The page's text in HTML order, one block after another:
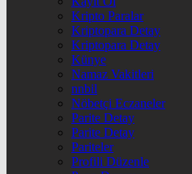
Kripto Paralar
Kriptopara Detay
Kriptopara Detay
Künye
Namaz Vakitleri
nnbil
Nöbetçi Eczaneler
Parite Detay
Parite Detay
Pariteler
Profili Düzenle